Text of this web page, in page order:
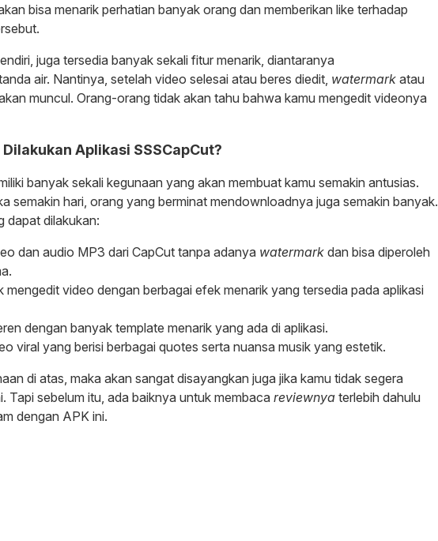
bisa menarik perhatian banyak orang dan memberikan like terhadap
juga tersedia banyak sekali fitur menarik, diantaranya
air. Nantinya, setelah video selesai atau beres diedit, watermark atau
muncul. Orang-orang tidak akan tahu bahwa kamu mengedit videonya
Aplikasi SSSCapCut?
banyak sekali kegunaan yang akan membuat kamu semakin antusias.
semakin hari, orang yang berminat mendownloadnya juga semakin banyak.
dapat dilakukan:
dan audio MP3 dari CapCut tanpa adanya watermark dan bisa diperoleh
mengedit video dengan berbagai efek menarik yang tersedia pada aplikasi
dengan banyak template menarik yang ada di aplikasi.
viral yang berisi berbagai quotes serta nuansa musik yang estetik.
di atas, maka akan sangat disayangkan juga jika kamu tidak segera
Tapi sebelum itu, ada baiknya untuk membaca reviewnya terlebih dahulu
dengan APK ini.